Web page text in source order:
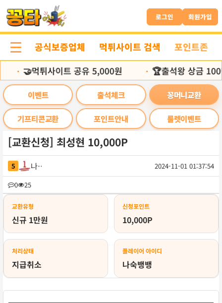
문
로
로그인 회원가입
공식보증업체 먹튀사이트 검색 포인트존
🤝먹튀사이트 공유 5,000원 🏆출석왕 상금 100
이벤트 출석체크 꽁머니교환
기프티콘교환 포인트안내 룰렛이벤트
[교환신청] 최성현 10,000P
5 나슥
2024-11-01 01:37:54
0
25
록
교환유형
신규 1만원
신청포인트
10,000P
처리상태
지급취소
플레이어 아이디
나숙뱅뱅